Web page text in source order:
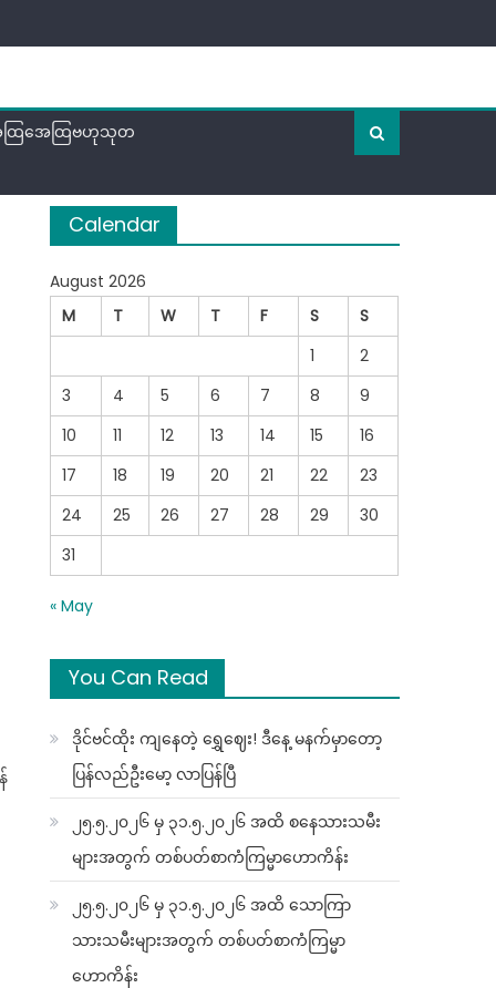
ြအေထြဗဟုသုတ
Calendar
August 2026
M
T W T F S
S
1
2
3
4 5 6 7 8
9
10
11 12 13 14 15
16
17
18 19 20 21 22
23
24
25 26 27 28 29
30
31
« May
You Can Read
ဒိုင်ဗင်ထိုး ကျနေတဲ့ ရွှေဈေး! ဒီနေ့ မနက်မှာတော့
ပြန်လည်ဦးမော့ လာပြန်ပြီ
၂၅.၅.၂၀၂၆ မှ ၃၁.၅.၂၀၂၆ အထိ စနေသားသမီး
များအတွက် တစ်ပတ်စာကံကြမ္မာဟောကိန်း
၂၅.၅.၂၀၂၆ မှ ၃၁.၅.၂၀၂၆ အထိ သောကြာ
သားသမီးများအတွက် တစ်ပတ်စာကံကြမ္မာ
ဟောကိန်း